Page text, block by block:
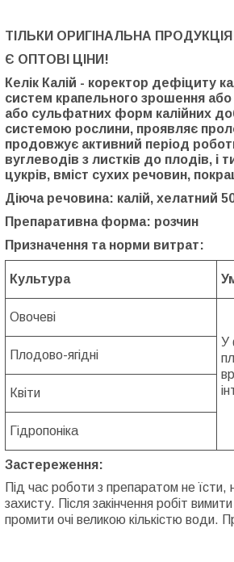
ТІЛЬКИ ОРИГІНАЛЬНА
Є ОПТОВІ ЦІНИ!
Келік Калій - коректор дефіциту
систем крапельного зрошення або
або сульфатних форм калійних
системою рослини, проявляє
продовжує активний період
вуглеводів з листків до плодів, і
цукрів, вміст сухих речовин,
Діюча речовина: калій, хелатний
Препаративна форма: розчин
Призначення та норми витрат:
Культура
Овочеві
У
Плодово-ягідні
Квіти
Гідропоніка
Застереження:
Під час роботи з препаратом не їсти,
захисту. Після закінчення робіт
промити очі великою кількістю води.